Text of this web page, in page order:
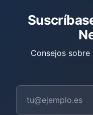
Consejos